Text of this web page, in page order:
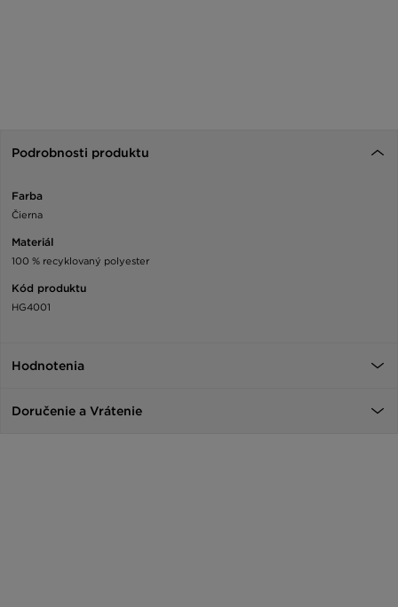
Podrobnosti produktu
Farba
Čierna
Materiál
100 % recyklovaný polyester
Kód produktu
HG4001
Hodnotenia
Doručenie a Vrátenie